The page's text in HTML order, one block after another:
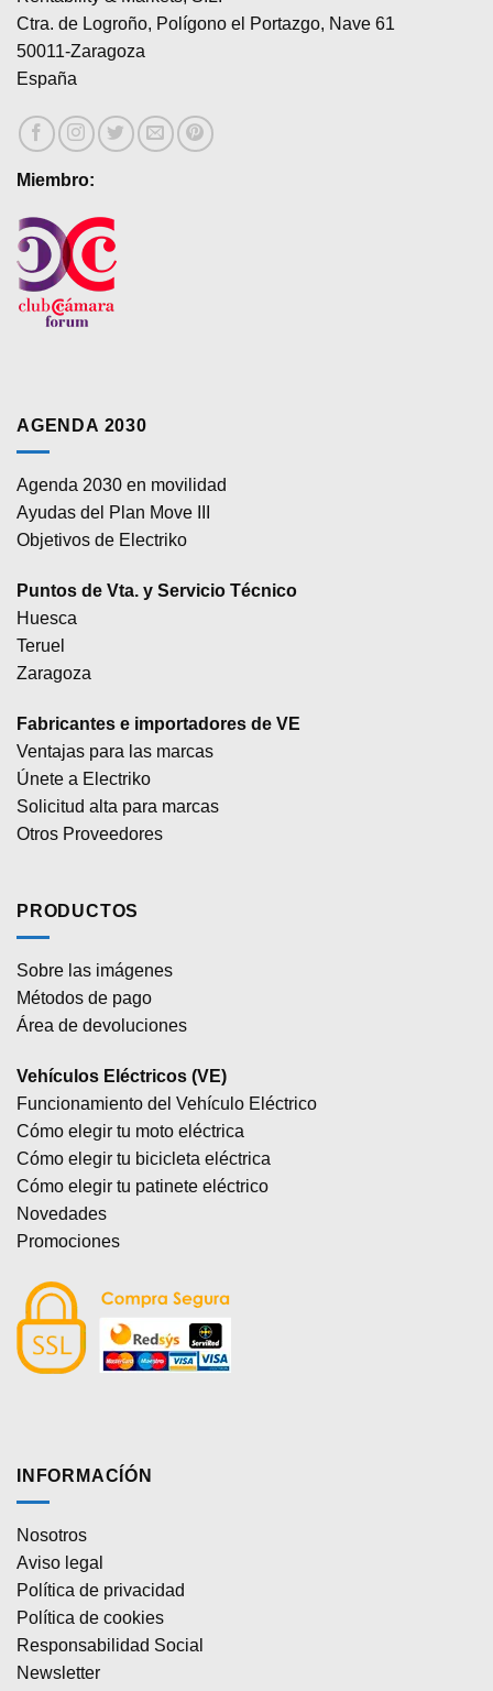
Ctra. de Logroño, Polígono el Portazgo, Nave 61
50011-Zaragoza
España
Miembro:
AGENDA 2030
Agenda 2030 en movilidad
Ayudas del Plan Move III
Objetivos de Electriko
Puntos de Vta. y Servicio Técnico
Huesca
Teruel
Zaragoza
Fabricantes e importadores de VE
Ventajas para las marcas
Únete a Electriko
Solicitud alta para marcas
Otros Proveedores
PRODUCTOS
Sobre las imágenes
Métodos de pago
Área de devoluciones
Vehículos Eléctricos (VE)
Funcionamiento del Vehículo Eléctrico
Cómo elegir tu moto eléctrica
Cómo elegir tu bicicleta eléctrica
Cómo elegir tu patinete eléctrico
Novedades
Promociones
INFORMACÍÓN
Nosotros
Aviso legal
Política de privacidad
Política de cookies
Responsabilidad Social
Newsletter